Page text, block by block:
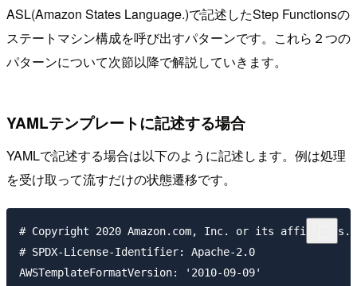
ASL(Amazon States Language.)で記述したStep Functionsの
ステートマシン構成を呼び出すパターンです。これら２つの
パターンについて次節以降で解説していきます。
YAMLテンプレートに記述する場合
YAMLで記述する場合は以下のように記述します。例は処理
を受け取って流すだけの状態遷移です。
# Copyright 2020 Amazon.com, Inc. or its affiliates.
# SPDX-License-Identifier: Apache-2.0
AWSTemplateFormatVersion: '2010-09-09'